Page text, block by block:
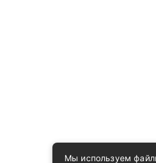
Мы используем